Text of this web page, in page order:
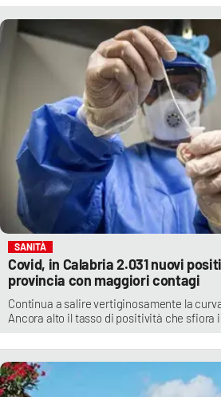
SANITÀ
Covid, in Calabria 2.031 nuovi
provincia con maggiori contagi
Continua a salire vertiginosamente la
Ancora alto il tasso di positività che sfiora